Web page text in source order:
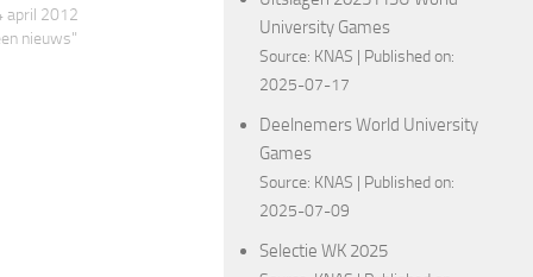
april 2012
nieuws"
University Games
Source: KNAS
Published on:
2025-07-17
Deelnemers World University
Games
Source: KNAS
Published on:
2025-07-09
Selectie WK 2025